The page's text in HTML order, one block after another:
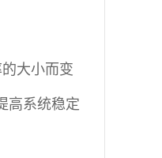
大小而变
高系统稳定